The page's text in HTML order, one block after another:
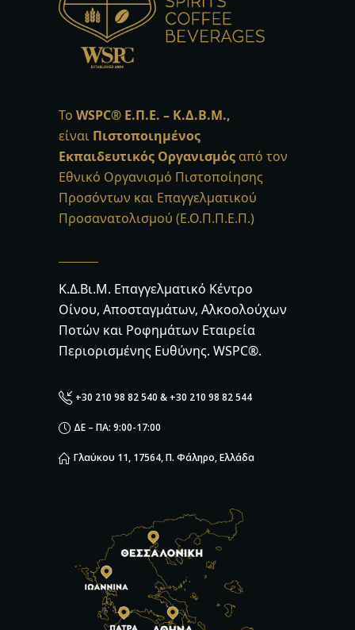
Το WSPC® Ε.Π.Ε. – Κ.Δ.Β.Μ.,
είναι Πιστοποιημένος
Εκπαιδευτικός Οργανισμός από τον
Εθνικό Οργανισμό Πιστοποίησης
Προσόντων και Επαγγελματικού
Προσανατολισμού (Ε.Ο.Π.Π.Ε.Π.)
Κ.Δ.Βι.Μ. Επαγγελματικό Κέντρο
Οίνου, Αποσταγμάτων, Αλκοολούχων
Ποτών και Ροφημάτων Εταιρεία
Περιορισμένης Ευθύνης. WSPC®.
+30 210 98 82 540 & +30 210 98 82 544
ΔΕ – ΠΑ: 9:00-17:00
Γλαύκου 11, 17564, Π. Φάληρο, Ελλάδα